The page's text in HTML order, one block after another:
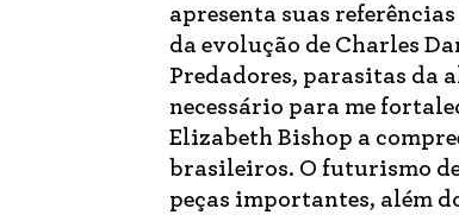
apresenta suas
da evolução de Charles
Predadores, parasitas da
necessário para me
Elizabeth Bishop a
brasileiros. O futurismo
peças importantes, além